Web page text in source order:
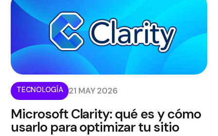
TECNOLOGÍA 21 MAY 2026
Microsoft Clarity: qué es y cómo
usarlo para optimizar tu sitio